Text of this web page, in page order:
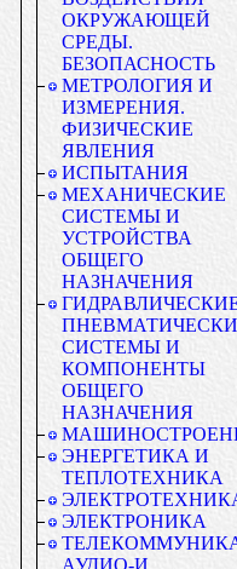
ОКРУЖАЮЩЕЙ
СРЕДЫ.
БЕЗОПАСНОСТЬ
МЕТРОЛОГИЯ И
ИЗМЕРЕНИЯ.
ФИЗИЧЕСКИЕ
ЯВЛЕНИЯ
ИСПЫТАНИЯ
МЕХАНИЧЕСКИЕ
СИСТЕМЫ И
УСТРОЙСТВА
ОБЩЕГО
НАЗНАЧЕНИЯ
СИСТЕМЫ И
КОМПОНЕНТЫ
ОБЩЕГО
НАЗНАЧЕНИЯ
ЭНЕРГЕТИКА И
ТЕПЛОТЕХНИКА
ЭЛЕКТРОНИКА
АУДИО-И